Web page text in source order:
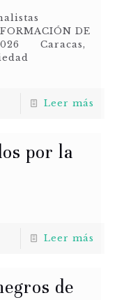
DE
Caracas,
Leer más
por la
Leer más
de